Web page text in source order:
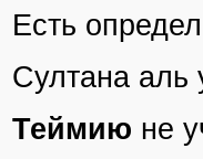
Есть
Султана аль
Теймию не